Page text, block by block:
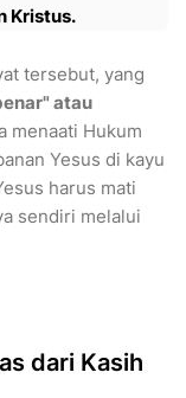
Kristus.
tersebut, yang
atau
menaati Hukum
Yesus di kayu
harus mati
sendiri melalui
dari Kasih